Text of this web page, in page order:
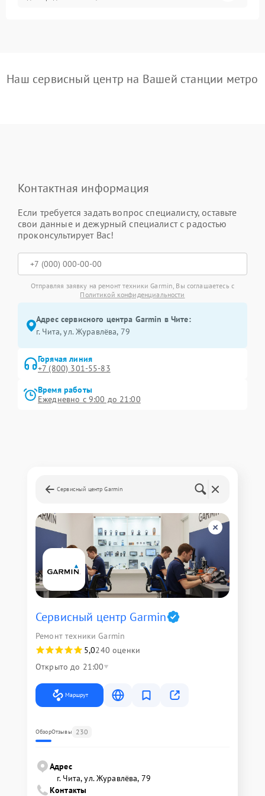
Наш сервисный центр на Вашей станции метро
Контактная информация
Если требуется задать вопрос специалисту, оставьте
свои данные и дежурный специалист с радостью
проконсультирует Вас!
Отправляя заявку на ремонт техники Garmin, Вы соглашаетесь с
Политикой конфиденциальности
Адрес сервисного центра Garmin в Чите:
г. Чита, ул. Журавлёва, 79
Горячая линия
+7 (800) 301-55-83
Время работы
Ежедневно с 9:00 до 21:00
Сервисный центр Garmin
Сервисный центр Garmin
Ремонт техники Garmin
5,0240 оценки
Открыто до 21:00
Маршрут
ОбзорОтзывы 230
Адрес
г. Чита, ул. Журавлёва, 79
Контакты